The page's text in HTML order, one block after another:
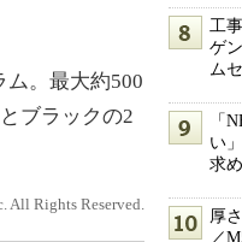
。最大約500
ブラックの2
All Rights Reserved.
工
ゲ
ム
「
い
求
厚
／